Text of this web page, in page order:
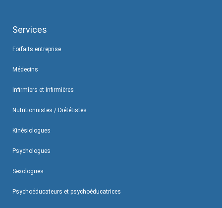
Services
Forfaits entreprise
Médecins
Infirmiers et Infirmières
Nutritionnistes / Diététistes
Kinésiologues
Psychologues
Sexologues
Psychoéducateurs et psychoéducatrices